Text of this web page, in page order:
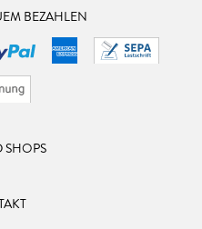
BEZAHLEN
SHOPS